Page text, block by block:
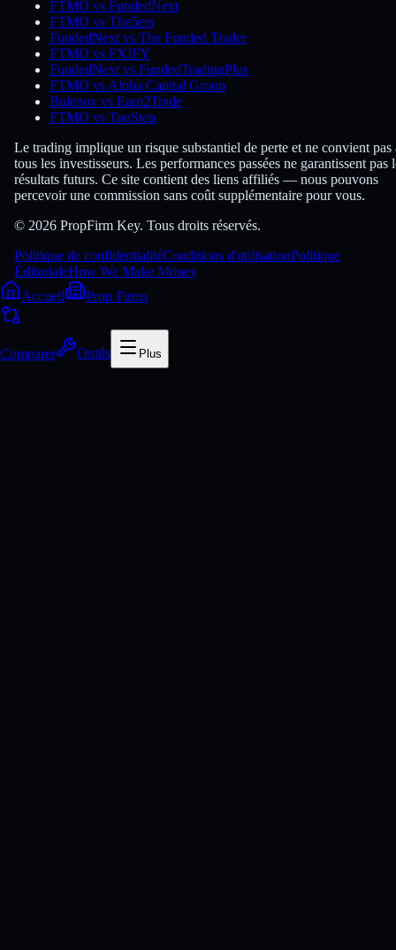
FTMO vs FundedNext
FTMO vs The5ers
FundedNext vs The Funded Trader
FTMO vs FXIFY
FundedNext vs FundedTradingPlus
FTMO vs Alpha Capital Group
Bulenox vs Earn2Trade
FTMO vs TopStep
Le trading implique un risque substantiel de perte et ne convient pas
tous les investisseurs. Les performances passées ne garantissent pas
résultats futurs. Ce site contient des liens affiliés — nous pouvons
percevoir une commission sans coût supplémentaire pour vous.
© 2026 PropFirm Key. Tous droits réservés.
Politique de confidentialitéConditions d'utilisationPolitique
ÉditorialeHow We Make Money
Accueil
Prop Firms
Comparer Outils Plus